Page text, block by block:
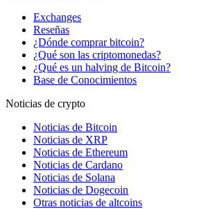
Exchanges
Reseñas
¿Dónde comprar bitcoin?
¿Qué son las criptomonedas?
¿Qué es un halving de Bitcoin?
Base de Conocimientos
Noticias de crypto
Noticias de Bitcoin
Noticias de XRP
Noticias de Ethereum
Noticias de Cardano
Noticias de Solana
Noticias de Dogecoin
Otras noticias de altcoins